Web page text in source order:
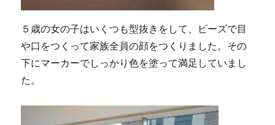
５歳の女の子はいくつも型抜きをして、ビーズで目
や口をつくって家族全員の顔をつくりました。その
下にマーカーでしっかり色を塗って満足していまし
た。